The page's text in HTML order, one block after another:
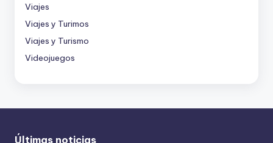
Viajes
Viajes y Turimos
Viajes y Turismo
Videojuegos
Últimas noticias